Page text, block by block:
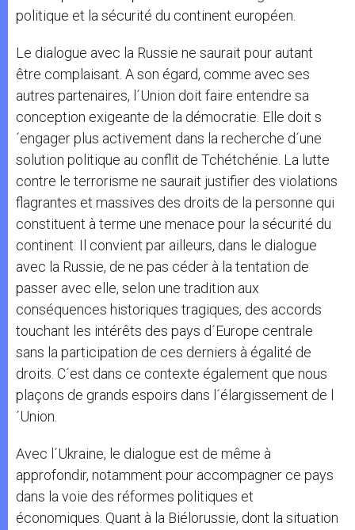
politique et la sécurité du continent européen.
Le dialogue avec la Russie ne saurait pour autant
être complaisant. A son égard, comme avec ses
autres partenaires, l´Union doit faire entendre sa
conception exigeante de la démocratie. Elle doit s
´engager plus activement dans la recherche d´une
solution politique au conflit de Tchétchénie. La lutte
contre le terrorisme ne saurait justifier des violations
flagrantes et massives des droits de la personne qui
constituent à terme une menace pour la sécurité du
continent. Il convient par ailleurs, dans le dialogue
avec la Russie, de ne pas céder à la tentation de
passer avec elle, selon une tradition aux
conséquences historiques tragiques, des accords
touchant les intérêts des pays d´Europe centrale
sans la participation de ces derniers à égalité de
droits. C´est dans ce contexte également que nous
plaçons de grands espoirs dans l´élargissement de l
´Union.
Avec l´Ukraine, le dialogue est de même à
approfondir, notamment pour accompagner ce pays
dans la voie des réformes politiques et
économiques. Quant à la Biélorussie, dont la situation